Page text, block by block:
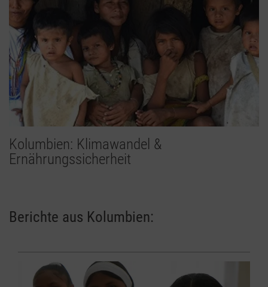
Kolumbien: Klimawandel &
Ernährungssicherheit
Berichte aus Kolumbien: